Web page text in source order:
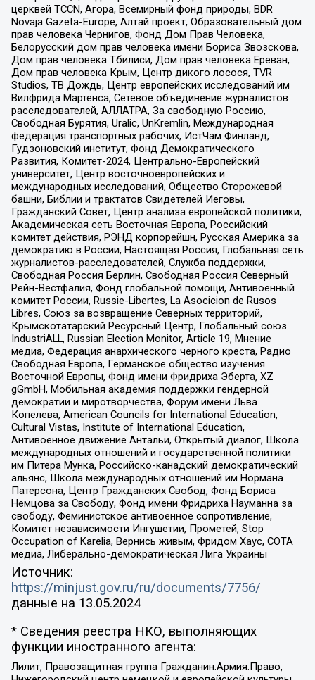
церквей TCCN, Агора, Всемирный фонд природы, BDR
Novaja Gazeta-Europe, Алтай проект, Образовательный дом
прав человека Чернигов, Фонд Дом Прав Человека,
Белорусский дом прав человека имени Бориса Звозскова,
Дом прав человека Тбилиси, Дом прав человека Ереван,
Дом прав человека Крым, Центр дикого лосося, TVR
Studios, ТВ Дождь, Центр европейских исследований им
Вилфрида Мартенса, Сетевое объединение журналистов
расследователей, АЛЛАТРА, За свободную Россию,
Свободная Бурятия, Uralic, UnKremlin, Международная
федерация транспортных рабочих, ИстЧам Финланд,
Гудзоновский институт, Фонд Демократического
Развития, Комитет-2024, Центрально-Европейский
университет, Центр восточноевропейских и
международных исследований, Общество Сторожевой
башни, Библии и трактатов Свидетелей Иеговы,
Гражданский Совет, Центр анализа европейской политики,
Академическая сеть Восточная Европа, Российский
комитет действия, РЭНД корпорейшн, Русская Америка за
демократию в России, Настоящая Россия, Глобальная сеть
журналистов-расследователей, Служба поддержки,
Свободная Россия Берлин, Свободная Россия Северный
Рейн-Вестфалия, Фонд глобальной помощи, Антивоенный
комитет России, Russie-Libertes, La Asocicion de Rusos
Libres, Союз за возвращение Северных территорий,
Крымскотатарский Ресурсный Центр, Глобальный союз
IndustriALL, Russian Election Monitor, Article 19, Мнение
медиа, Федерация анархического черного креста, Радио
Свободная Европа, Германское общество изучения
Восточной Европы, Фонд имени Фридриха Эберта, XZ
gGmbH, Мобильная академия поддержки гендерной
демократии и миротворчества, Форум имени Льва
Копелева, American Councils for International Education,
Cultural Vistas, Institute of International Education,
Антивоенное движение Антальи, Открытый диалог, Школа
международных отношений и государственной политики
им Питера Мунка, Российско-канадский демократический
альянс, Школа международных отношений им Нормана
Патерсона, Центр Гражданских Свобод, Фонд Бориса
Немцова за Свободу, Фонд имени Фридриха Науманна за
свободу, Феминистское антивоенное сопротивление,
Комитет независимости Ингушетии, Прометей, Stop
Occupation of Karelia, Вернись живым, Фридом Хаус, СОТА
медиа, Либерально-демократическая Лига Украины
Источник:
https://minjust.gov.ru/ru/documents/7756/
данные на 13.05.2024
* Сведения реестра НКО, выполняющих
функции иностранного агента:
Лилит, Правозащитная группа Гражданин.Армия.Право,